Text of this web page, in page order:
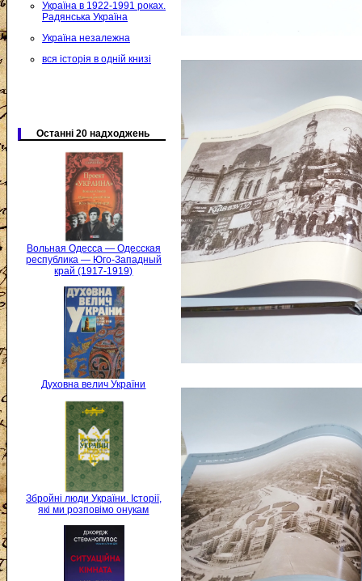
Україна в 1922-1991 роках.
Радянська Україна
Україна незалежна
вся історія в одній книзі
Останні 20 надходжень
Вольная Одесса — Одесская
республика — Юго-Западный
край (1917-1919)
Духовна велич України
Збройні люди України. Історії,
які ми розповімо онукам